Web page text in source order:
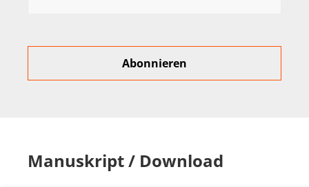
Manuskript / Download